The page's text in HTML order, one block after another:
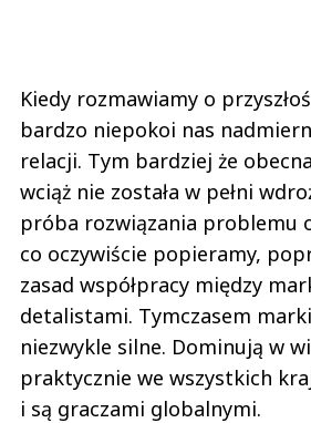
Kiedy rozmawiamy o
bardzo niepokoi nas
relacji. Tym bardziej że
wciąż nie została w pełni
próba rozwiązania problemu
co oczywiście popieramy,
zasad współpracy między
detalistami. Tymczasem
niezwykle silne. Dominują w
praktycznie we wszystkich
i są graczami globalnymi.